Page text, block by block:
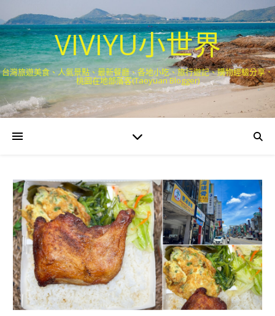
VIVIYU小世界
台灣旅遊美食、人氣景點、最新餐廳、各地小吃、旅行遊記、購物經驗分享．
桃園在地部落客(Taoyuan Blogger)